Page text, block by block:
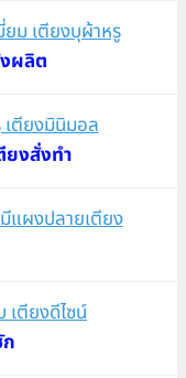
ผลิต
ยงสั่งทำ